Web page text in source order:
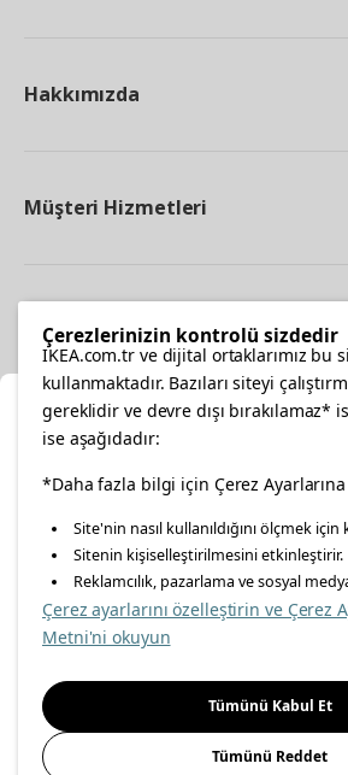
Hakkımızda
Müşteri Hizmetleri
facebooktwitterinstagrampinterest
linkedin
Enerji Politikası Bilgi Güvenliği Politikası
Gıda Güvenliği Politikası
Önemli Bilgilendirme İnternet Sitesi Gizlilik
Konumunuzu Seçin
İnternetten vereceğiniz siparişlerinizde
içerikleri görebilmek için lütfen
İl seçiniz
Seçiniz
Çerezlerinizin kontrolü sizdedir
IKEA.com.tr ve dijital ortaklarımız bu
kullanmaktadır. Bazıları siteyi
gereklidir ve devre dışı bırakılamaz*
ise aşağıdadır:
*Daha fazla bilgi için Çerez Ayarlarına
Site'nin nasıl kullanıldığını ölçmek için
Sitenin kişiselleştirilmesini etkinleştirir.
Reklamcılık, pazarlama ve sosyal
Çerez ayarlarını özelleştirin ve Çerez
Metni'ni okuyun
Tümünü Kabul Et
Tümünü Reddet